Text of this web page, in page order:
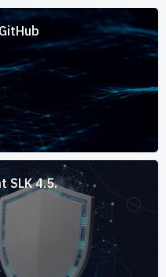
SLK 4.5.